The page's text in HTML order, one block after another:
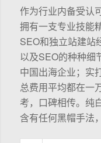
作为行业内备受认
拥有一支专业技能
SEO和独立站建站
以及SEO的种种细
中国出海企业；实
总费用平均都在一
考，口碑相传。纯
含有任何黑帽手法